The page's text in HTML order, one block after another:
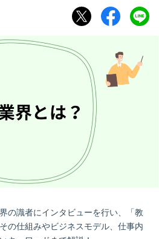
の識者にインタビューを行い、「教
の仕組みやビジネスモデル、仕事内